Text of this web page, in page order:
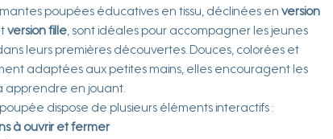
poupées éducatives en tissu, déclinées en version
version fille, sont idéales pour accompagner les jeunes
leurs premières découvertes. Douces, colorées et
adaptées aux petites mains, elles encouragent les
apprendre en jouant.
dispose de plusieurs éléments interactifs :
à ouvrir et fermer